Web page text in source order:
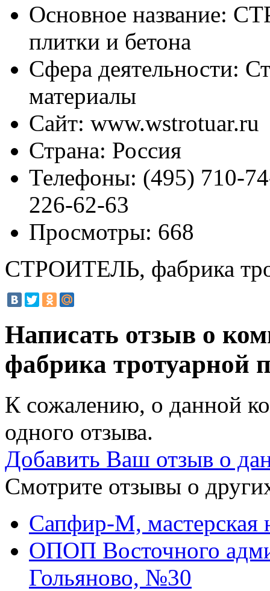
Основное название:
плитки и бетона
Сфера деятельности:
материалы
Сайт: www.wstrotuar.ru
Страна: Россия
Телефоны: (495) 710-
226-62-63
Просмотры: 668
СТРОИТЕЛЬ, фабрика
Написать отзыв о
фабрика тротуарной
К сожалению, о данной
одного отзыва.
Добавить Ваш отзыв о
Смотрите отзывы о
Сапфир-М, мастерская
ОПОП Восточного
Гольяново, №30